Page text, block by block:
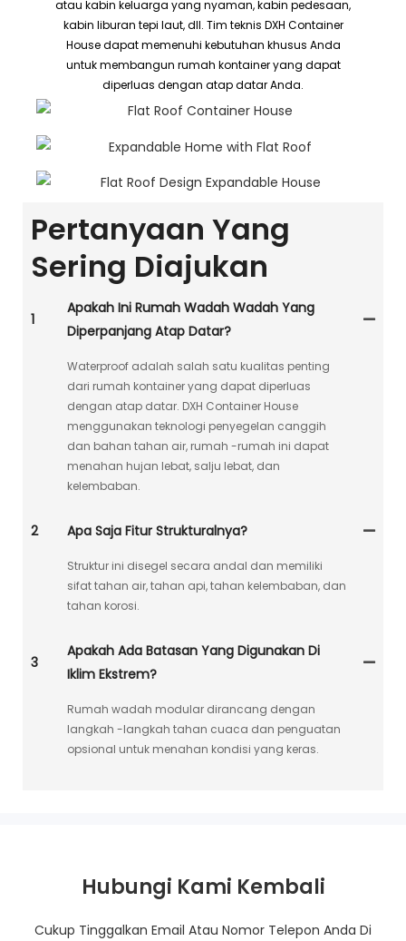
atau kabin keluarga yang nyaman, kabin pedesaan,
kabin liburan tepi laut, dll. Tim teknis DXH Container
House dapat memenuhi kebutuhan khusus Anda
untuk membangun rumah kontainer yang dapat
diperluas dengan atap datar Anda.
Pertanyaan Yang
Sering Diajukan
1
Apakah Ini Rumah Wadah Wadah Yang
Diperpanjang Atap Datar?
Waterproof adalah salah satu kualitas penting
dari rumah kontainer yang dapat diperluas
dengan atap datar. DXH Container House
menggunakan teknologi penyegelan canggih
dan bahan tahan air, rumah -rumah ini dapat
menahan hujan lebat, salju lebat, dan
kelembaban.
2 Apa Saja Fitur Strukturalnya?
Struktur ini disegel secara andal dan memiliki
sifat tahan air, tahan api, tahan kelembaban, dan
tahan korosi.
3
Apakah Ada Batasan Yang Digunakan Di
Iklim Ekstrem?
Rumah wadah modular dirancang dengan
langkah -langkah tahan cuaca dan penguatan
opsional untuk menahan kondisi yang keras.
Hubungi Kami Kembali
Cukup Tinggalkan Email Atau Nomor Telepon Anda Di